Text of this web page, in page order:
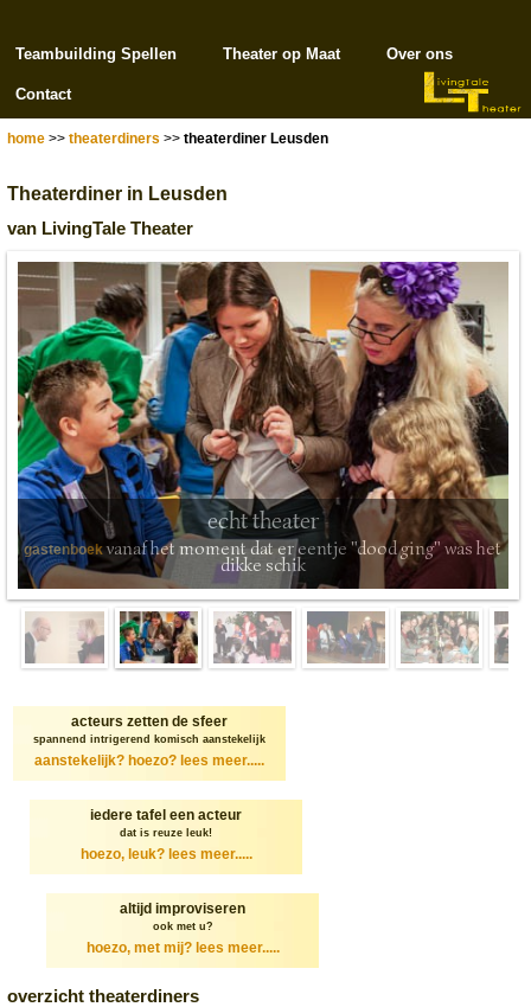
Teambuilding Spellen Theater op Maat Over ons
Contact
home >> theaterdiners >> theaterdiner Leusden
Theaterdiner in Leusden
van LivingTale Theater
echt theater
gastenboekvanaf het moment dat er eentje "dood ging" was het
dikke schik
acteurs zetten de sfeer
spannend intrigerend komisch aanstekelijk
aanstekelijk? hoezo? lees meer.....
iedere tafel een acteur
dat is reuze leuk!
hoezo, leuk? lees meer.....
altijd improviseren
ook met u?
hoezo, met mij? lees meer.....
overzicht theaterdiners